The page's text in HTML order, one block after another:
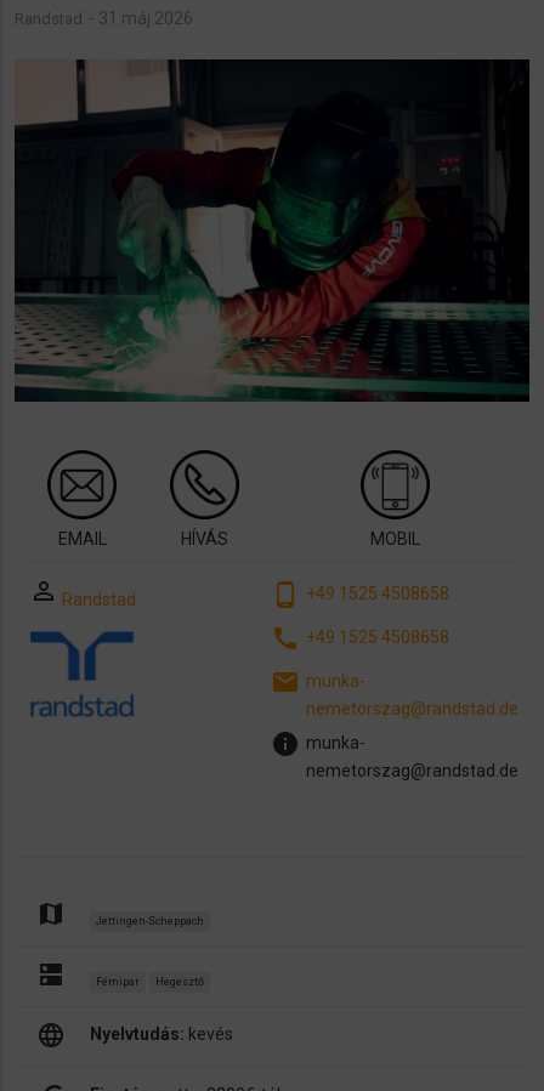
Randstad 31 máj 2026
EMAIL HÍVÁS MOBIL
perm_identity Randstad phone_android +49 1525 4508658
call +49 1525 4508658
email munka-
nemetorszag@randstad.de
info munka-
nemetorszag@randstad.de
map Jettingen-Scheppach
dns Fémipar Hegesztő
language Nyelvtudás: kevés